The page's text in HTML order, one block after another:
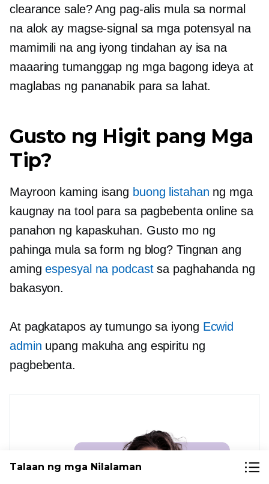
clearance sale? Ang pag-alis mula sa normal
na alok ay magse-signal sa mga potensyal na
mamimili na ang iyong tindahan ay isa na
maaaring tumanggap ng mga bagong ideya at
maglabas ng pananabik para sa lahat.
Gusto ng Higit pang Mga
Tip?
Mayroon kaming isang buong listahan ng mga
kaugnay na tool para sa pagbebenta online sa
panahon ng kapaskuhan. Gusto mo ng
pahinga mula sa form ng blog? Tingnan ang
amingespesyal na podcastsa paghahanda ng
bakasyon.
At pagkatapos ay tumungo sa iyong Ecwid
admin upang makuha ang espiritu ng
pagbebenta.
Talaan ng mga Nilalaman